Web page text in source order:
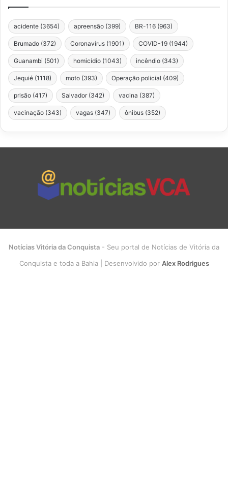
acidente (3654) apreensão (399) BR-116 (963)
Brumado (372) Coronavírus (1901) COVID-19 (1944)
Guanambi (501) homicídio (1043) incêndio (343)
Jequié (1118) moto (393) Operação policial (409)
prisão (417) Salvador (342) vacina (387)
vacinação (343) vagas (347) ônibus (352)
Notícias Vitória da Conquista - Seu portal de Notícias de Vitória da
Conquista e toda a Bahia | Desenvolvido por Alex Rodrigues